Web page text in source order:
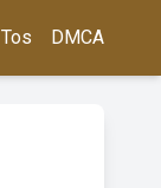
Tos DMCA